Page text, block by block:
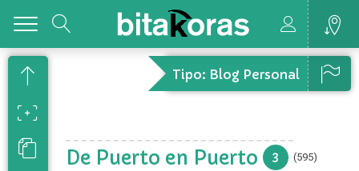
Tipo: Blog Personal
De Puerto en Puerto 3 (595)